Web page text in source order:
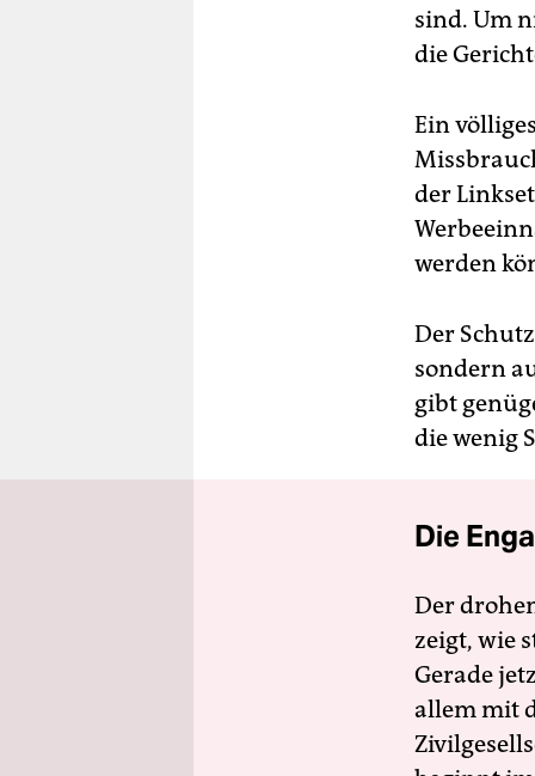
sind. Um
die
Ein
der
werden
Der
sondern
gibt
die wenig
Die
Der
zeigt, wie
Gerade
allem mit